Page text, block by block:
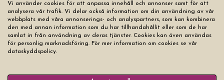
Doppresent Smyckeskrin
Sandrine Swarovski
Pris från 499 kr
Doppresent Smyckeskrin Ariel
Vi använder cookies för att anpassa innehåll och annonser samt för att
analysera vår trafik. Vi delar också information om din användning av vår
webbplats med våra annonserings- och analyspartners, som kan kombinera
den med annan information som du har tillhandahållit eller som de har
samlat in från användning av deras tjänster. Cookies kan även användas
för personlig marknadsföring. För mer information om cookies se vår
dataskyddspolicy.